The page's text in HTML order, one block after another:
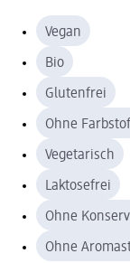
Vegan
Bio
Glutenfrei
Ohne
Vegetarisch
Laktosefrei
Ohne
Ohne